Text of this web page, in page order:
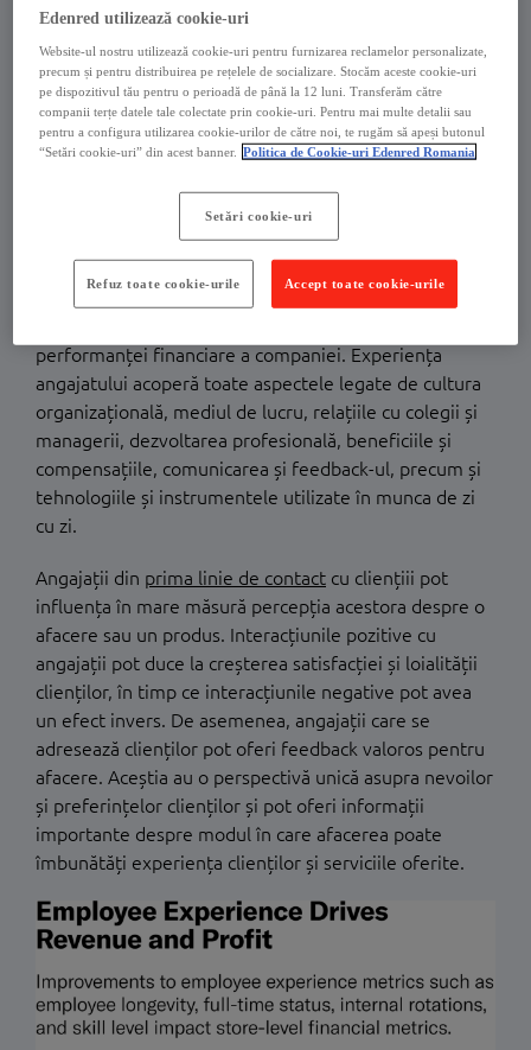
Experiență excelentă a
angajaților = experiență
excelentă a clienților
Experiența angajatului reprezintă totalitatea
experiențelor pe care le trăiește un angajat în cadrul
unei companii. O experiență pozitivă a angajaților
poate avea un impact direct asupra productivității,
performanței financiare a companiei. Experiența
angajatului acoperă toate aspectele legate de cultura
organizațională, mediul de lucru, relațiile cu colegii și
managerii, dezvoltarea profesională, beneficiile și
compensațiile, comunicarea și feedback-ul, precum și
tehnologiile și instrumentele utilizate în munca de zi
cu zi.
Angajații din prima linie de contact cu cliențiii pot
influența în mare măsură percepția acestora despre o
afacere sau un produs. Interacțiunile pozitive cu
angajații pot duce la creșterea satisfacției și loialității
clienților, în timp ce interacțiunile negative pot avea
un efect invers. De asemenea, angajații care se
adresează clienților pot oferi feedback valoros pentru
afacere. Aceștia au o perspectivă unică asupra nevoilor
și preferințelor clienților și pot oferi informații
importante despre modul în care afacerea poate
îmbunătăți experiența clienților și serviciile oferite.
Edenred utilizează cookie-uri
Website-ul nostru utilizează cookie-uri pentru furnizarea reclamelor personalizate,
precum și pentru distribuirea pe rețelele de socializare. Stocăm aceste cookie-uri
pe dispozitivul tău pentru o perioadă de până la 12 luni. Transferăm către
companii terțe datele tale colectate prin cookie-uri. Pentru mai multe detalii sau
pentru a configura utilizarea cookie-urilor de către noi, te rugăm să apeși butonul
“Setări cookie-uri” din acest banner.
Politica de Cookie-uri Edenred Romania
Setări cookie-uri
Refuz toate cookie-urile Accept toate cookie-urile